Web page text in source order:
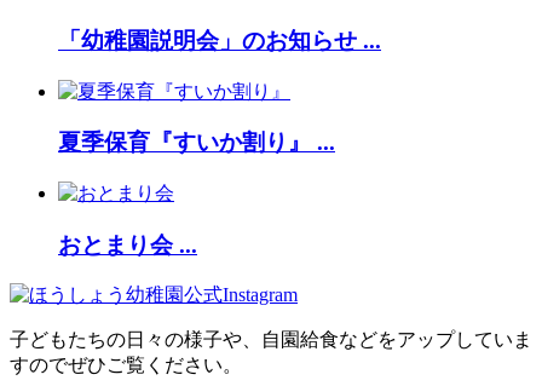
「幼稚園説明会」のお知らせ ...
夏季保育『すいか割り』 ...
おとまり会 ...
子どもたちの日々の様子や、自園給食などをアップしていま
すのでぜひご覧ください。